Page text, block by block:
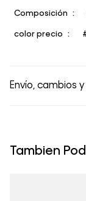
Composición
color precio
Envío, cambios
hábiles para
procesará
Tambien